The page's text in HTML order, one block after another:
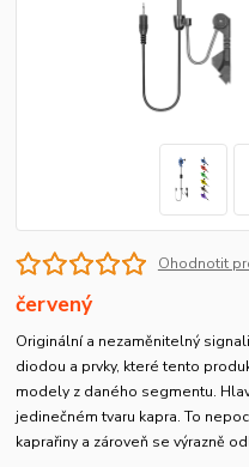
Ohodnotit
červený
Originální a nezaměnitelný
diodou a prvky, které tento
modely z daného segmentu.
jedinečném tvaru kapra. To
kaprařiny a zároveň se výrazně